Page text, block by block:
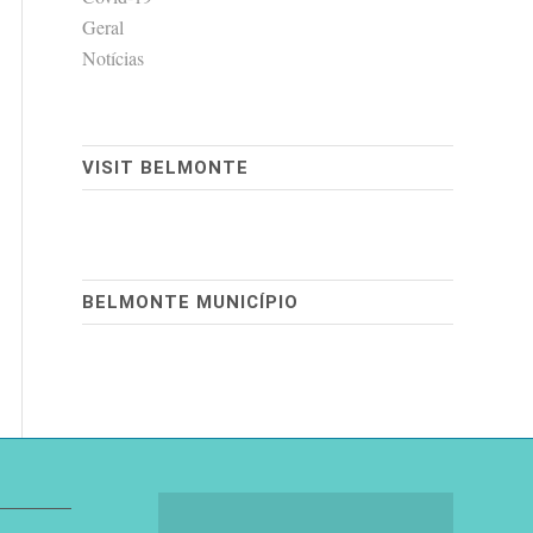
Geral
Notícias
VISIT BELMONTE
BELMONTE MUNICÍPIO